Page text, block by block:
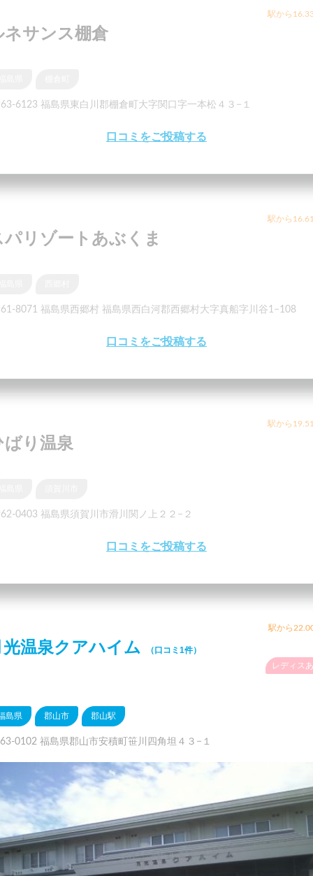
駅から
ネサンス棚倉
6123 福島県東白川郡棚倉町大字関口字一本松４３−１
口コミをご投稿する
駅から
パリゾートあぶくま
8071 福島県西郷村 福島県西白河郡西郷村大字真船字川谷1−108
口コミをご投稿する
駅から
ばり温泉
0403 福島県須賀川市滑川関ノ上２２−２
口コミをご投稿する
駅から
光温泉クアハイム （口コミ1件）
レディス
島県 郡山市 郡山駅
0102 福島県郡山市安積町笹川四角坦４３−１